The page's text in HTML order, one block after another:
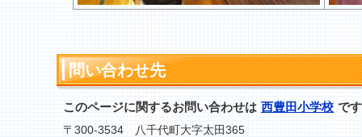
問い合わせ先
このページに関するお問い合わせは 西豊田小学校 で
〒300-3534 八千代町大字太田365